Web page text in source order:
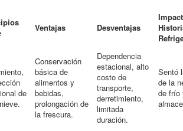
Ventajas Desventajas
de
Conservación
básica de
alimentos y
bebidas,
prolongación de
la frescura.
Dependencia
estacional, alto
costo de
transporte,
derretimiento,
limitada
duración.
Sentó
de la
de frío